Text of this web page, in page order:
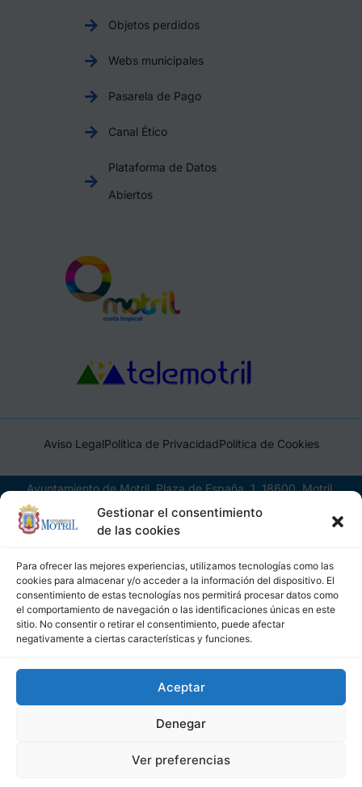
Gestionar el consentimiento
de las cookies
Para ofrecer las mejores experiencias, utilizamos tecnologías como las
cookies para almacenar y/o acceder a la información del dispositivo. El
consentimiento de estas tecnologías nos permitirá procesar datos como
el comportamiento de navegación o las identificaciones únicas en este
sitio. No consentir o retirar el consentimiento, puede afectar
negativamente a ciertas características y funciones.
Aceptar
Denegar
Ver preferencias
Objetos perdidos
Webs municipales
Pasarela de Pago
Canal Ético
Plataforma de Datos
Abiertos
Aviso LegalPolítica de PrivacidadPolítica de Cookies
Ayuntamiento de Motril, Plaza de España, 1, 18600, Motril,
(Granada), CIF: P1814200J, DIR3: L01181400